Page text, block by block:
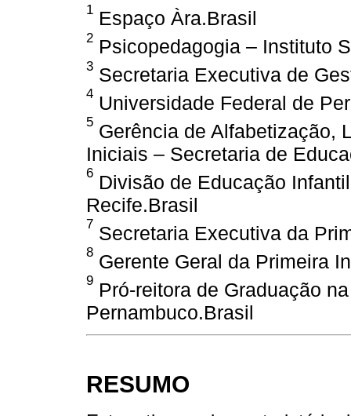
1 Espaço Àra.Brasil
2 Psicopedagogia – Instituto
3 Secretaria Executiva de
4 Universidade Federal de
5 Gerência de Alfabetização,
Iniciais – Secretaria de
6 Divisão de Educação
Recife.Brasil
7 Secretaria Executiva da
8 Gerente Geral da Primeira
9 Pró-reitora de Graduação
Pernambuco.Brasil
RESUMO